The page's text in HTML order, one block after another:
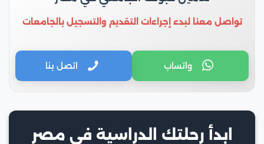
تواصل معنا لبدء إجراءات التقديم والتسجيل بالجامعات
واتساب اتصل بنا
ابدأ رحلتك الدراسية في مصر